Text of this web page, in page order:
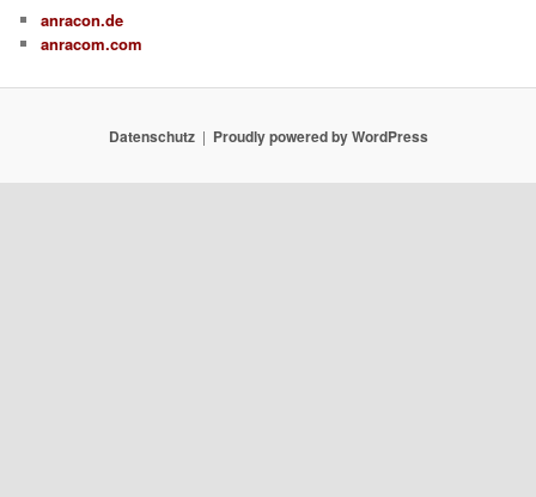
anracon.de
anracom.com
Datenschutz Proudly powered by WordPress